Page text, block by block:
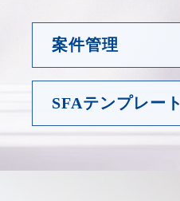
案件管理
SFAテンプレート